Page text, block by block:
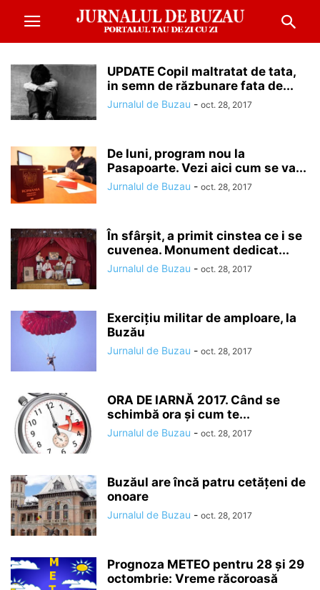
UPDATE Copil maltratat de tata,
in semn de răzbunare fata de...
Jurnalul de Buzau - oct. 28, 2017
De luni, program nou la
Pasapoarte. Vezi aici cum se va...
Jurnalul de Buzau - oct. 28, 2017
În sfârşit, a primit cinstea ce i se
cuvenea. Monument dedicat...
Jurnalul de Buzau - oct. 28, 2017
Exerciţiu militar de amploare, la
Buzău
Jurnalul de Buzau - oct. 28, 2017
ORA DE IARNĂ 2017. Când se
schimbă ora și cum te...
Jurnalul de Buzau - oct. 28, 2017
Buzăul are încă patru cetăţeni de
onoare
Jurnalul de Buzau - oct. 28, 2017
Prognoza METEO pentru 28 și 29
octombrie: Vreme răcoroasă